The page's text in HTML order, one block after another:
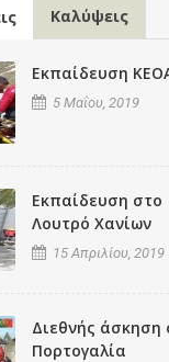
Καλύψεις
Εκπαίδευση
5 Μαΐου, 2019
Εκπαίδευση στο
Λουτρό Χανίων
15 Απριλίου, 2019
Διεθνής άσκηση
Πορτογαλία